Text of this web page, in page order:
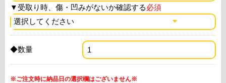
▼ 受取り時、傷・凹みがないか確認する必須
◆数量
※ご注文時に納品日の選択欄はございません※